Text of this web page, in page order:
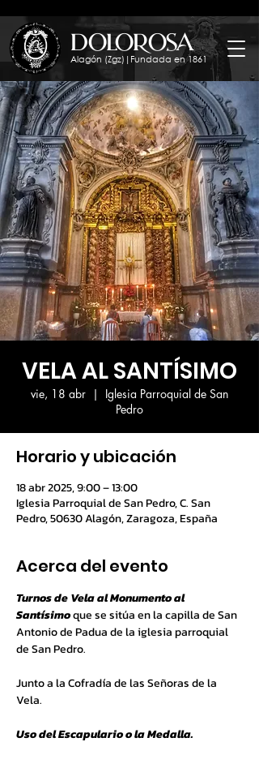
Alagón (Zgz)|Fundada en 1861
dolorosa
VELA AL SANTÍSIMO
vie, 18 abr
  |
Iglesia Parroquial de San
Pedro
Horario y ubicación
18 abr 2025, 9:00 – 13:00
Iglesia Parroquial de San Pedro, C. San
Pedro, 50630 Alagón, Zaragoza, España
Acerca del evento
Turnos de Vela al Monumento al
Santísimo que se sitúa en la capilla de San
Antonio de Padua de la iglesia parroquial
de San Pedro.
Junto a la Cofradía de las Señoras de la
Vela.
Uso del Escapulario o la Medalla.